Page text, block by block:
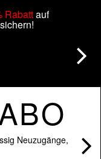
Rabattauf
Neuzugänge,